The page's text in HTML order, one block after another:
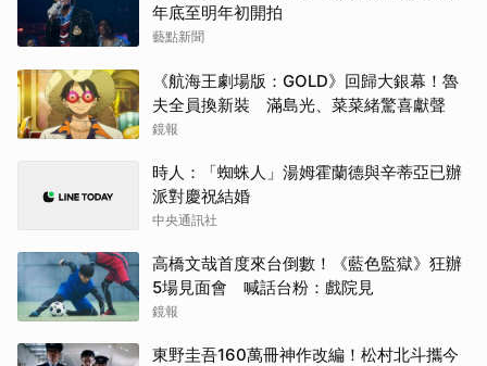
年底至明年初開拍
藝點新聞
《航海王劇場版：GOLD》回歸大銀幕！魯
夫全員換新裝 滿島光、菜菜緒驚喜獻聲
鏡報
時人：「蜘蛛人」湯姆霍蘭德與辛蒂亞已辦
派對慶祝結婚
中央通訊社
高橋文哉首度來台倒數！《藍色監獄》狂辦
5場見面會 喊話台粉：戲院見
鏡報
東野圭吾160萬冊神作改編！松村北斗攜今